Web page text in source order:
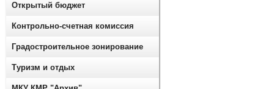
Открытый бюджет
Контрольно-счетная комиссия
Градостроительное зонирование
Туризм и отдых